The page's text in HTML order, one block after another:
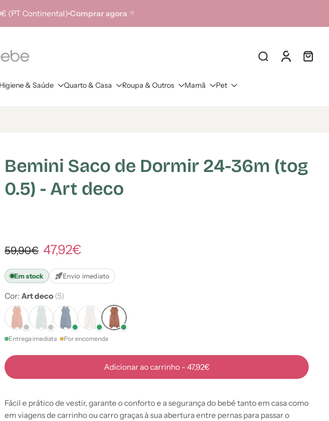
(PT Continental) Comprar agora
Higiene & Saúde Quarto & Casa Roupa & Outros Mamã Pet
Bemini Saco de Dormir 24-36m (tog
0.5) - Art deco
59,90€ 47,92€
Em stock Envio imediato
Cor: Art deco (5)
Entrega imediata Por encomenda
Adicionar ao carrinho - 47,92€
Fácil e prático de vestir, garante o conforto e a segurança do bebé tanto em casa como
em viagens de carrinho ou carro graças à sua abertura entre pernas para passar o